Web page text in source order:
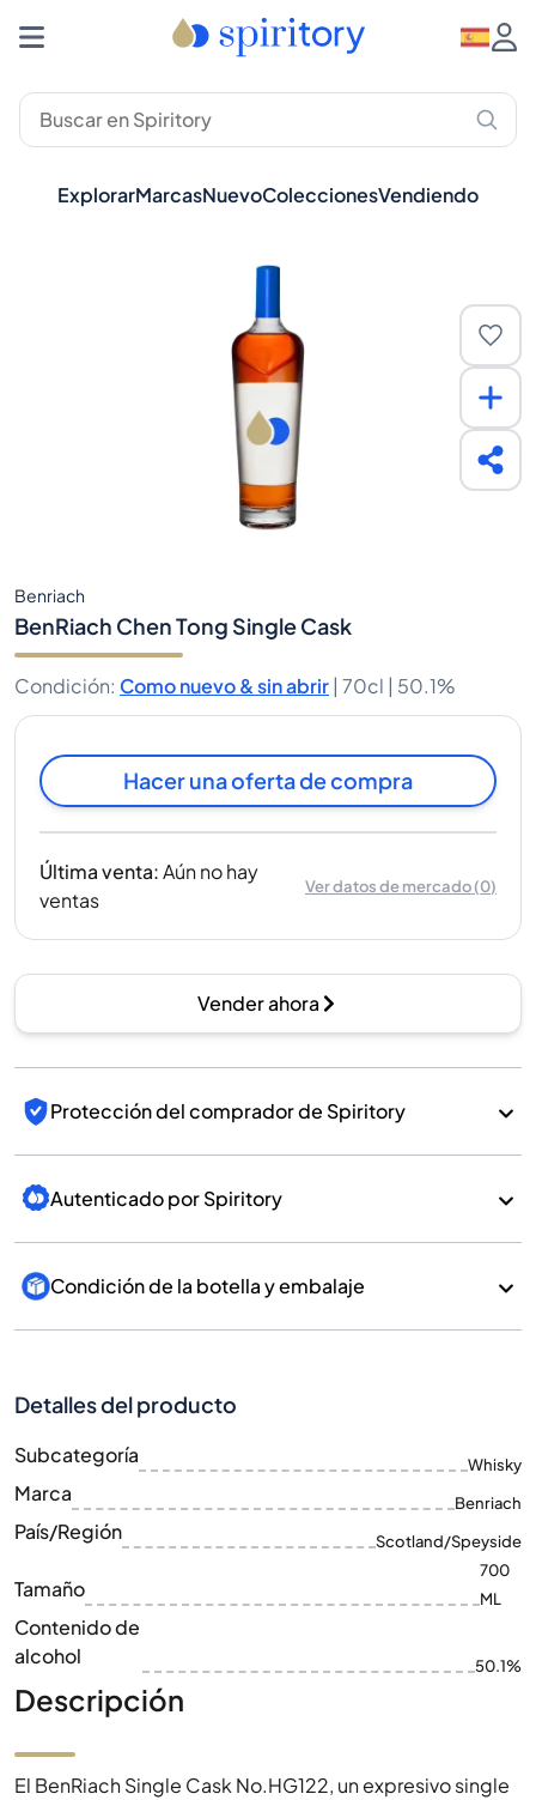
ExplorarMarcasNuevoColeccionesVendiendo
Benriach
BenRiach Chen Tong Single Cask
Condición: Como nuevo & sin abrir | 70cl | 50.1%
Hacer una oferta de compra
Última venta:Aún no hay
ventas
Ver datos de mercado(0)
Vender ahora
Protección del comprador de Spiritory
Autenticado por Spiritory
Condición de la botella y embalaje
Detalles del producto
Subcategoría Whisky
Marca Benriach
País/Región Scotland/Speyside
Tamaño
700
ML
Contenido de
alcohol
50.1%
Descripción
El BenRiach Single Cask No.HG122, un expresivo single